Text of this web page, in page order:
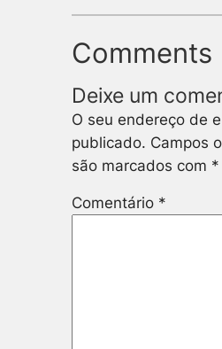
Comments
Deixe um
O seu endereço de
publicado. Campos
são marcados com *
Comentário *